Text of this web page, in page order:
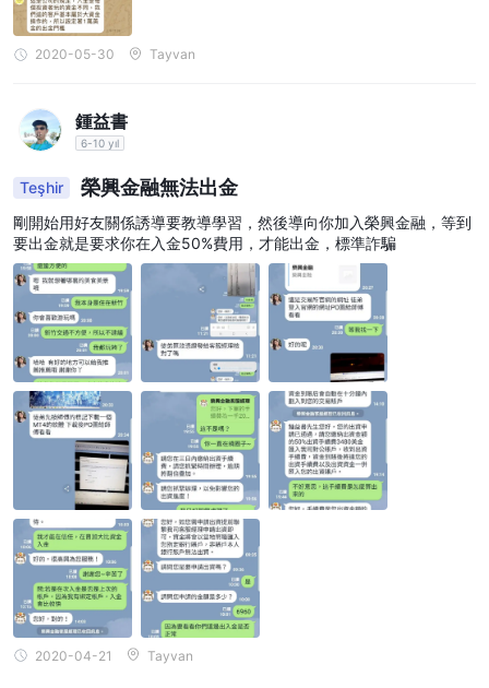
2020-05-30 Tayvan
鍾益書
6-10 yıl
Teşhir 榮興金融無法出金
剛開始用好友關係誘導要教導學習，然後導向你加入榮興金融，等到
要出金就是要求你在入金50%費用，才能出金，標準詐騙
2020-04-21 Tayvan